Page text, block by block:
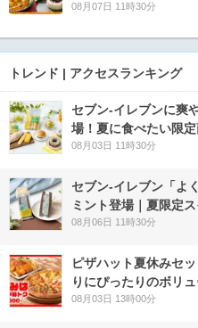
08月07日 11時30分
トレンド | アクセスランキング
セブン‐イレブンに爽
場！夏に食べたい限
08月03日 11時30分
セブン‐イレブン「よ
ミント登場｜夏限定
08月06日 11時30分
ピザハット夏休みセ
りにぴったりのボリ
08月03日 13時00分